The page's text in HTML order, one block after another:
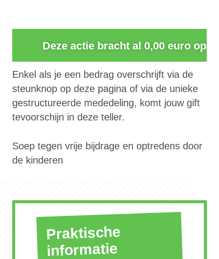
Deze actie bracht al 0,00 euro op
Enkel als je een bedrag overschrijft via de
steunknop op deze pagina of via de unieke
gestructureerde mededeling, komt jouw gift
tevoorschijn in deze teller.
Soep tegen vrije bijdrage en optredens door
de kinderen
Praktische
informatie